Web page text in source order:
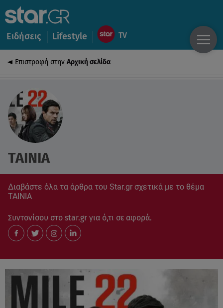
Ειδήσεις Lifestyle
Επιστροφή στην Αρχική σελίδα
ΤΑΙΝΙΑ
Διαβάστε όλα τα άρθρα του Star.gr σχετικά με το θέμα
ΤΑΙΝΙΑ
Συντονίσου στο star.gr για ό,τι σε αφορά.